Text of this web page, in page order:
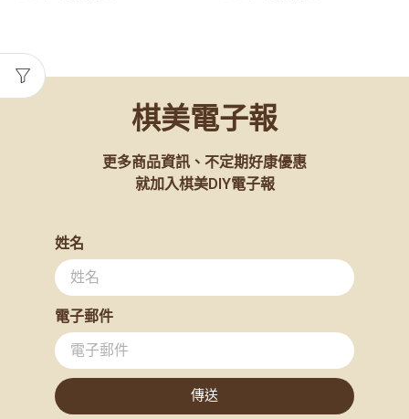
棋美電子報
更多商品資訊、不定期好康優惠
就加入棋美DIY電子報
姓名
電子郵件
傳送